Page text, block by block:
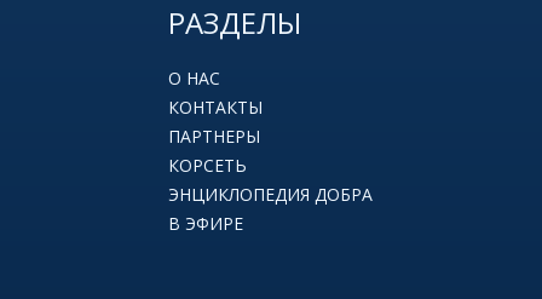
РАЗДЕЛЫ
О НАС
КОНТАКТЫ
ПАРТНЕРЫ
КОРСЕТЬ
ЭНЦИКЛОПЕДИЯ ДОБРА
В ЭФИРЕ